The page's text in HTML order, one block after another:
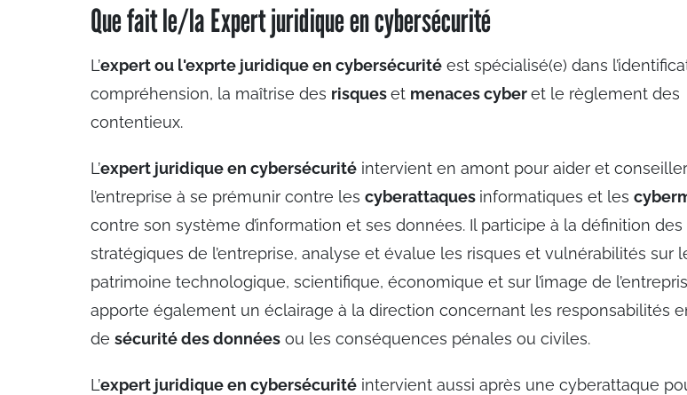
Que fait le/la Expert juridique en cybersécurité
L’expert ou l'exprte juridique en cybersécurité est spécialisé(e) dans
compréhension, la maîtrise des risqueset menaces cyberet le règlement des
contentieux.
L’expert juridique en cybersécurité intervient en amont pour aider et conseiller
l’entreprise à se prémunir contre les cyberattaques informatiques et les
contre son système d’information et ses données. Il participe à la définition
stratégiques de l’entreprise, analyse et évalue les risques et vulnérabilités sur
patrimoine technologique, scientifique, économique et sur l’image de
apporte également un éclairage à la direction concernant les responsabilités
de sécurité des données ou les conséquences pénales ou civiles.
L’expert juridique en cybersécurité intervient aussi après une cyberattaque